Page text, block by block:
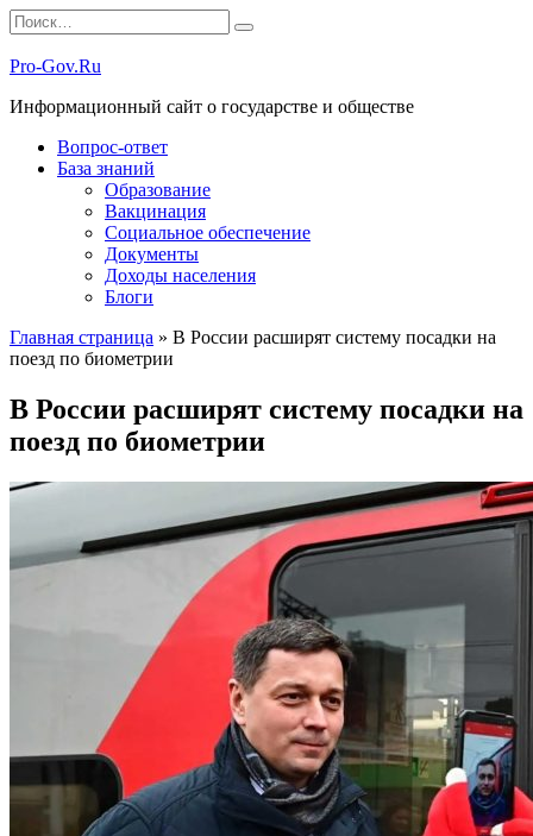
Перейти
к
содержанию
Search
for:
Pro-Gov.Ru
Информационный сайт о государстве и обществе
Вопрос-ответ
База знаний
Образование
Вакцинация
Социальное обеспечение
Документы
Доходы населения
Блоги
Главная страница » В России расширят систему посадки на
поезд по биометрии
В России расширят систему посадки на
поезд по биометрии